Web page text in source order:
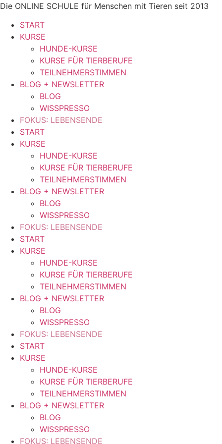
Zum
springen
Die ONLINE SCHULE für Menschen mit Tieren seit 2013
START
KURSE
HUNDE-KURSE
KURSE FÜR TIERBERUFE
TEILNEHMERSTIMMEN
BLOG + NEWSLETTER
BLOG
WISSPRESSO
FOKUS: LEBENSENDE
START
KURSE
HUNDE-KURSE
KURSE FÜR TIERBERUFE
TEILNEHMERSTIMMEN
BLOG + NEWSLETTER
BLOG
WISSPRESSO
FOKUS: LEBENSENDE
START
KURSE
HUNDE-KURSE
KURSE FÜR TIERBERUFE
TEILNEHMERSTIMMEN
BLOG + NEWSLETTER
BLOG
WISSPRESSO
FOKUS: LEBENSENDE
START
KURSE
HUNDE-KURSE
KURSE FÜR TIERBERUFE
TEILNEHMERSTIMMEN
BLOG + NEWSLETTER
BLOG
WISSPRESSO
FOKUS: LEBENSENDE